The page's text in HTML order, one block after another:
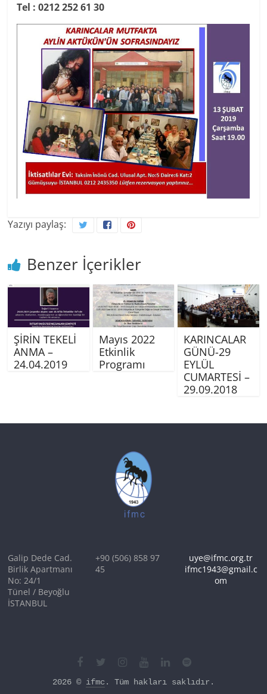
Tel : 0212 252 61 30
Yazıyı paylaş:
Benzer İçerikler
ŞİRİN TEKELİ
ANMA –
24.04.2019
Mayıs 2022
Etkinlik
Programı
KARINCALAR
GÜNÜ-29
EYLÜL
CUMARTESİ –
29.09.2018
Galip Dede Cad.
Birlik Apartmanı
No: 24/1
Tünel / Beyoğlu
İSTANBUL
+90 (506) 858 97
45
uye@ifmc.org.tr
ifmc1943@gmail.c
om
2026 © ifmc. Tüm hakları saklıdır.